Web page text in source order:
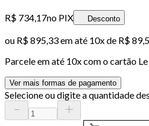
R$ 734,17no PIX Desconto
ou R$ 895,33em até 10x de R$
Parcele em até 10x com o cartão
Ver mais formas de pagamento
Selecione ou digite a quantidade